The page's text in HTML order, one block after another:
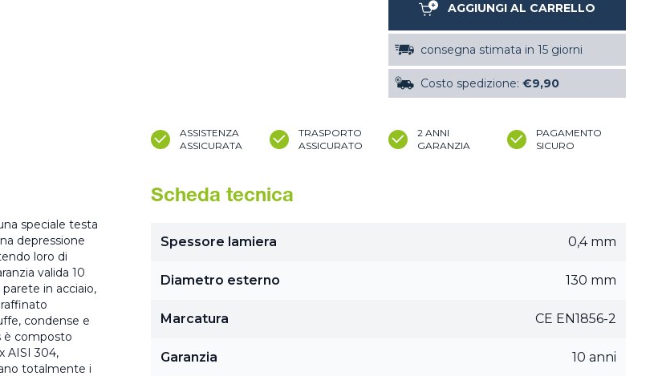
AGGIUNGI AL CARRELLO
consegna stimata in 15 giorni
Costo spedizione: €9,90
ASSISTENZA
ASSICURATA
TRASPORTO
ASSICURATO
2 ANNI
GARANZIA
PAGAMENTO
SICURO
speciale testa
depressione
loro di
valida 10
in acciaio,
condense e
è composto
AISI 304,
totalmente i
Scheda tecnica
Spessore lamiera 0,4 mm
Diametro esterno 130 mm
Marcatura CE EN1856-2
Garanzia 10 anni